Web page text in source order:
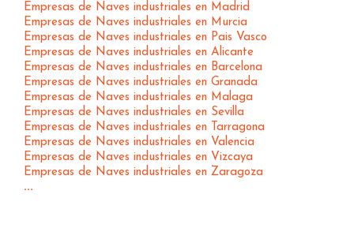
Empresas de Naves industriales en Madrid
Empresas de Naves industriales en Murcia
Empresas de Naves industriales en Pais Vasco
Empresas de Naves industriales en Alicante
Empresas de Naves industriales en Barcelona
Empresas de Naves industriales en Granada
Empresas de Naves industriales en Malaga
Empresas de Naves industriales en Sevilla
Empresas de Naves industriales en Tarragona
Empresas de Naves industriales en Valencia
Empresas de Naves industriales en Vizcaya
Empresas de Naves industriales en Zaragoza
...